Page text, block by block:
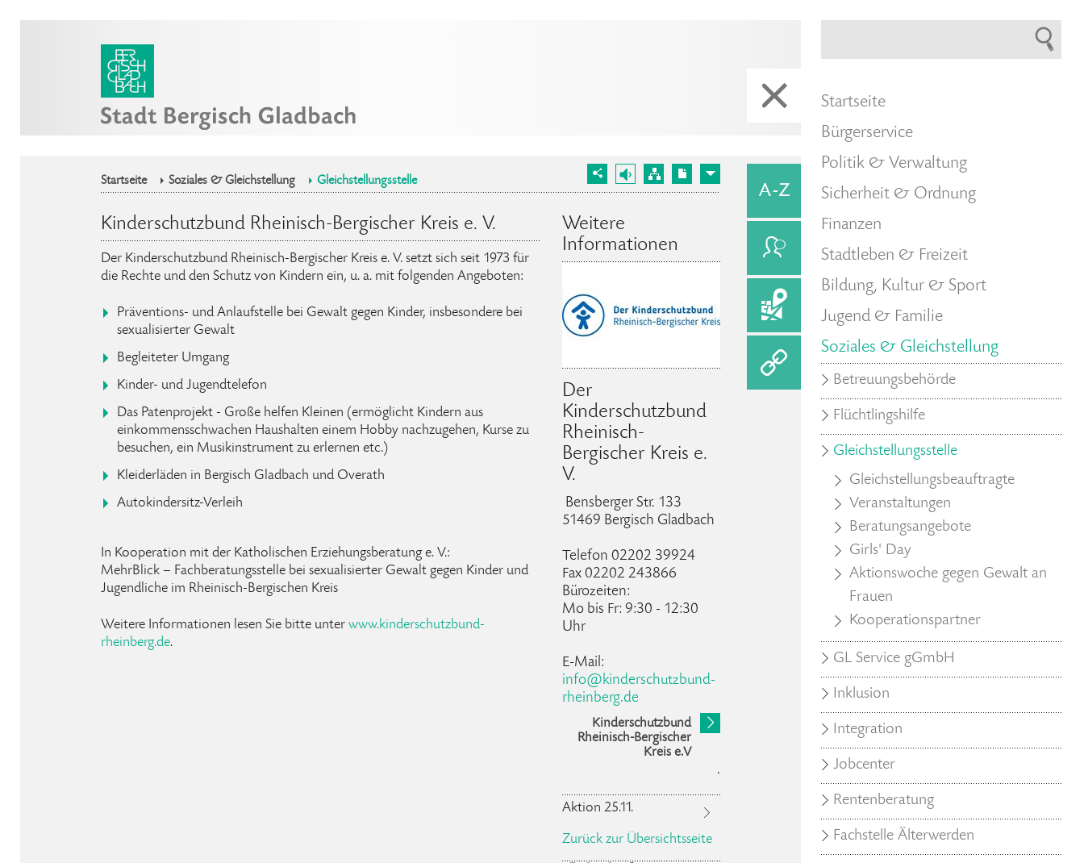
Startseite Soziales & Gleichstellung Gleichstellungsstelle
Kinderschutzbund Rheinisch-Bergischer Kreis e. V.
Der Kinderschutzbund Rheinisch-Bergischer Kreis e. V. setzt sich seit 1973 für
die Rechte und den Schutz von Kindern ein, u. a. mit folgenden Angeboten:
Präventions- und Anlaufstelle bei Gewalt gegen Kinder, insbesondere bei
sexualisierter Gewalt
Begleiteter Umgang
Kinder- und Jugendtelefon
Das Patenprojekt - Große helfen Kleinen (ermöglicht Kindern aus
einkommensschwachen Haushalten einem Hobby nachzugehen, Kurse zu
besuchen, ein Musikinstrument zu erlernen etc.)
Kleiderläden in Bergisch Gladbach und Overath
Autokindersitz-Verleih
In Kooperation mit der Katholischen Erziehungsberatung e. V.:
MehrBlick – Fachberatungsstelle bei sexualisierter Gewalt gegen Kinder und
Jugendliche im Rheinisch-Bergischen Kreis
Weitere Informationen lesen Sie bitte unter www.kinderschutzbund-
rheinberg.de.
Weitere
Informationen
Der
Kinderschutzbund
Rheinisch-
Bergischer Kreis e.
V.
Bensberger Str. 133
51469 Bergisch Gladbach
Telefon 02202 39924
Fax 02202 243866
Bürozeiten:
Mo bis Fr: 9:30 - 12:30
Uhr
E-Mail:
info@kinderschutzbund-
rheinberg.de
Kinderschutzbund
Rheinisch-Bergischer
Kreis e.V
.
Aktion 25.11.
Zurück zur Übersichtsseite
Startseite
Bürgerservice
Politik & Verwaltung
Sicherheit & Ordnung
Finanzen
Stadtleben & Freizeit
Bildung, Kultur & Sport
Jugend & Familie
Soziales & Gleichstellung
Betreuungsbehörde
Flüchtlingshilfe
Gleichstellungsstelle
Gleichstellungsbeauftragte
Veranstaltungen
Beratungsangebote
Girls' Day
Aktionswoche gegen Gewalt an
Frauen
Kooperationspartner
GL Service gGmbH
Inklusion
Integration
Jobcenter
Rentenberatung
Fachstelle Älterwerden